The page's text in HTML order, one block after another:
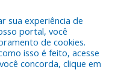
Municipal de Ponta de
sua experiência de
portal, você
de cookies.
isso é feito, acesse
concorda, clique em